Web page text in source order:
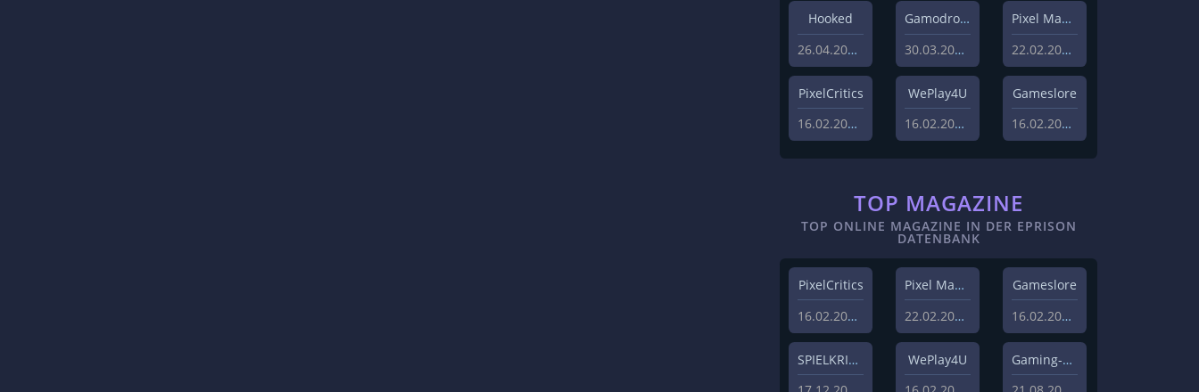
Hooked
26.04.2022
Gamodrome
30.03.2022
Pixel Magazin
22.02.2021
PixelCritics
16.02.2021
WePlay4U
16.02.2021
Gameslore
16.02.2021
TOP MAGAZINE
TOP ONLINE MAGAZINE IN DER EPRISON
DATENBANK
PixelCritics
16.02.2021
Pixel Magazin
22.02.2021
Gameslore
16.02.2021
SPIELKRITIK
WePlay4U
Gaming-Grounds